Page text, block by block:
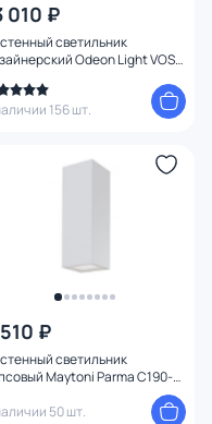
010 ₽
светильник
Odeon Light VOSTI
156 шт.
₽
светильник
Maytoni Parma C190-
50 шт.